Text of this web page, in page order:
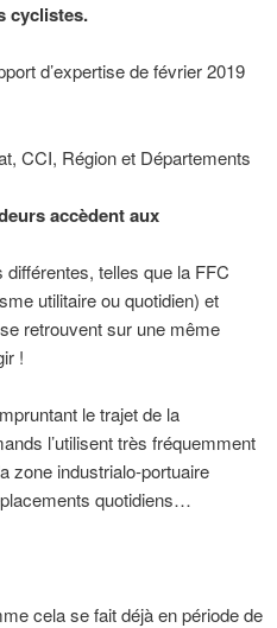
cyclistes.
d’expertise de février 2019
CCI, Région et Départements
accèdent aux
telles que la FFC
utilitaire ou quotidien) et
retrouvent sur une même
!
le trajet de la
l’utilisent très fréquemment
zone industrialo-portuaire
quotidiens…
cela se fait déjà en période de